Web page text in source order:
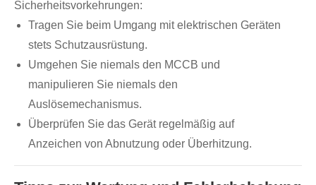
Sicherheitsvorkehrungen:
Tragen Sie beim Umgang mit elektrischen Geräten
stets Schutzausrüstung.
Umgehen Sie niemals den MCCB und
manipulieren Sie niemals den
Auslösemechanismus.
Überprüfen Sie das Gerät regelmäßig auf
Anzeichen von Abnutzung oder Überhitzung.